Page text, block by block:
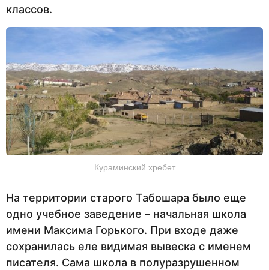
классов.
Кураминский хребет
На территории старого Табошара было еще
одно учебное заведение – начальная школа
имени Максима Горького. При входе даже
сохранилась еле видимая вывеска с именем
писателя. Сама школа в полуразрушенном